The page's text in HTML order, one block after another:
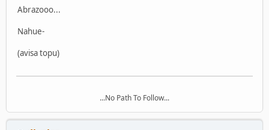
Abrazooo...
Nahue-
(avisa topu)
...No Path To Follow...